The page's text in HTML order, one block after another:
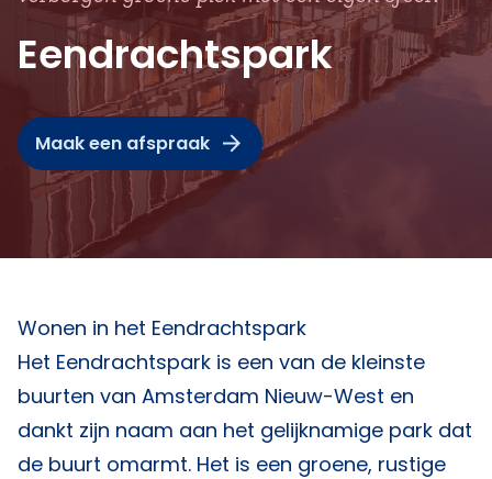
Eendrachtspark
Maak een afspraak
Wonen in het Eendrachtspark
Het Eendrachtspark is een van de kleinste
buurten van Amsterdam Nieuw-West en
dankt zijn naam aan het gelijknamige park dat
de buurt omarmt. Het is een groene, rustige